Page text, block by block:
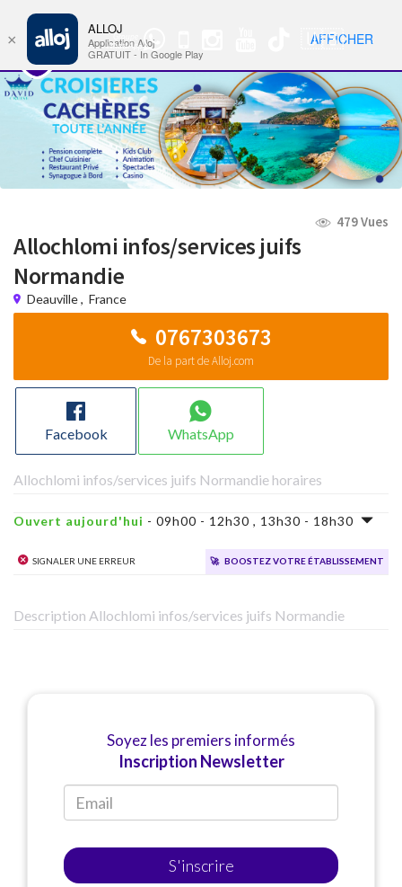
Groupe
WhatsApp
🇺🇸 Nav
479 Vues
Allochlomi infos/services juifs
Normandie
Deauville, France
0767303673
De la part de Alloj.com
Facebook WhatsApp
Allochlomi infos/services juifs Normandie horaires
Ouvert aujourd'hui - 09h00 - 12h30 , 13h30 - 18h30
Signaler une erreur 🚀 Boostez votre établissement
Description Allochlomi infos/services juifs Normandie
Soyez les premiers informés
Inscription Newsletter
S'inscrire
×
ALLOJ
Application Alloj
GRATUIT - In Google Play
AFFICHER